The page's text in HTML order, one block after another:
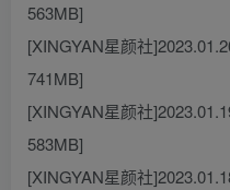
563MB]
[XINGYAN星颜社
741MB]
[XINGYAN星颜社
583MB]
[XINGYAN星颜社